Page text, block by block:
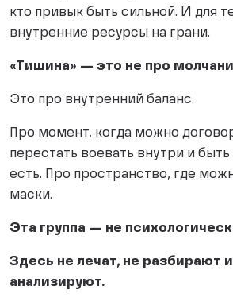
кто привык быть сильной. И для
внутренние ресурсы на грани.
«Тишина» — это не про
Это про внутренний баланс.
Про момент, когда можно
перестать воевать внутри и быть
есть. Про пространство, где
маски.
Эта группа — не
Здесь не лечат, не разбирают
анализируют.